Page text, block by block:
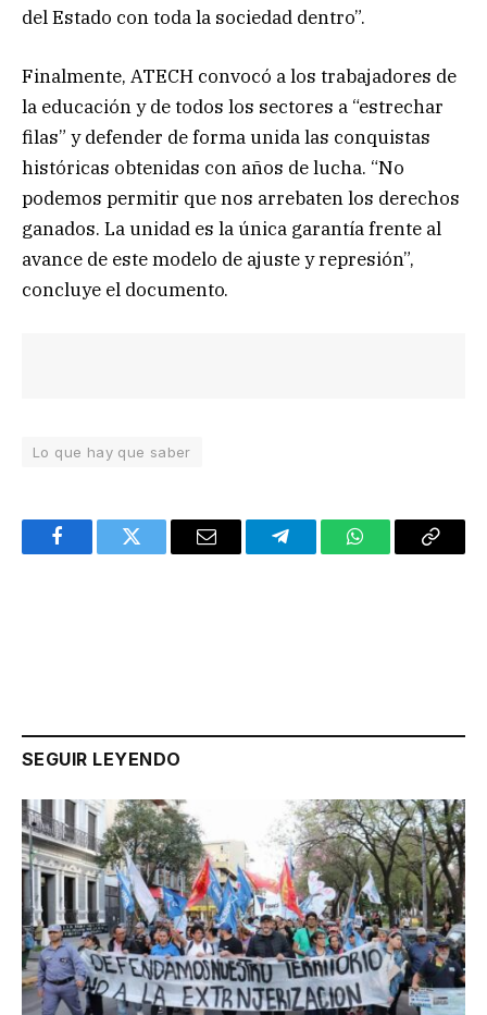
del Estado con toda la sociedad dentro”.
Finalmente, ATECH convocó a los trabajadores de
la educación y de todos los sectores a “estrechar
filas” y defender de forma unida las conquistas
históricas obtenidas con años de lucha. “No
podemos permitir que nos arrebaten los derechos
ganados. La unidad es la única garantía frente al
avance de este modelo de ajuste y represión”,
concluye el documento.
Lo que hay que saber
FacebookTwitter Email TelegramWhatsAppCopy
SEGUIR LEYENDO